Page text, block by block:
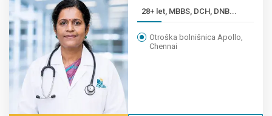
28+ let, MBBS, DCH, DNB...
Otroška bolnišnica Apollo,
Chennai